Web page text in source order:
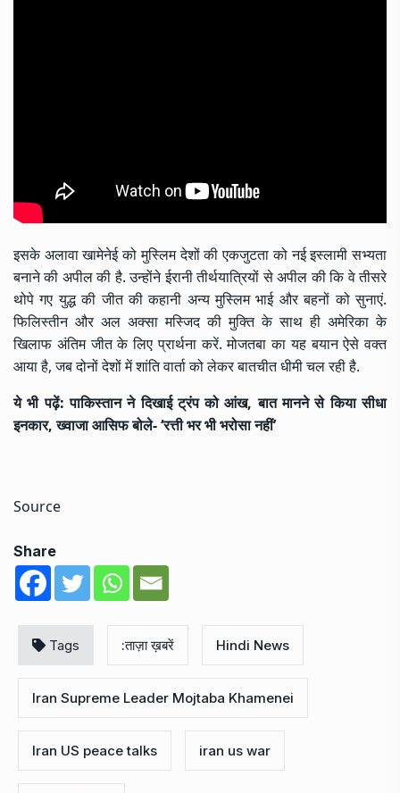
इसके अलावा खामेनेई को मुस्लिम देशों की एकजुटता को नई इस्लामी सभ्यता
बनाने की अपील की है. उन्होंने ईरानी तीर्थयात्रियों से अपील की कि वे तीसरे
थोपे गए युद्ध की जीत की कहानी अन्य मुस्लिम भाई और बहनों को सुनाएं.
फिलिस्तीन और अल अक्सा मस्जिद की मुक्ति के साथ ही अमेरिका के
खिलाफ अंतिम जीत के लिए प्रार्थना करें. मोजतबा का यह बयान ऐसे वक्त
आया है, जब दोनों देशों में शांति वार्ता को लेकर बातचीत धीमी चल रही है.
ये भी पढ़ें:पाकिस्तान ने दिखाई ट्रंप को आंख, बात मानने से किया सीधा
इनकार, ख्वाजा आसिफ बोले- ‘रत्ती भर भी भरोसा नहीं’
Source
Share
Tags :ताज़ा ख़बरें Hindi News
Iran Supreme Leader Mojtaba Khamenei
Iran US peace talks iran us war